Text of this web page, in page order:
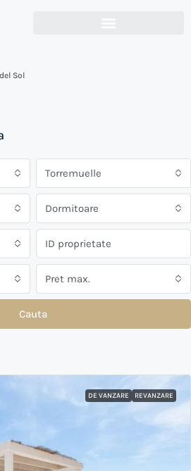
Sol
Torremuelle
Dormitoare
Pret max.
Cauta
DE VANZARE REVANZARE